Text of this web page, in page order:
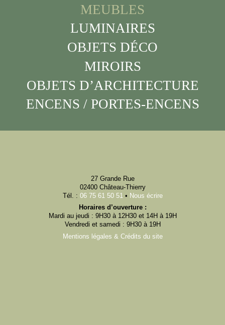
MEUBLES
LUMINAIRES
OBJETS DÉCO
MIROIRS
OBJETS D’ARCHITECTURE
ENCENS / PORTES-ENCENS
27 Grande Rue
02400 Château-Thierry
Tél. : 06 75 61 50 51 • Nous écrire
Horaires d’ouverture :
Mardi au jeudi : 9H30 à 12H30 et 14H à 19H
Vendredi et samedi : 9H30 à 19H
Mentions légales & Crédits du site